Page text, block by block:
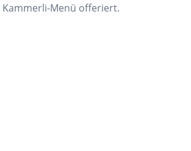
Kammerli-Menü offeriert.